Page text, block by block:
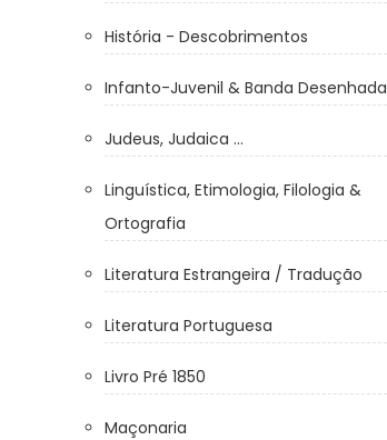
História - Descobrimentos
Infanto-Juvenil & Banda Desenhada
Judeus, Judaica ...
Linguística, Etimologia, Filologia &
Ortografia
Literatura Estrangeira / Tradução
Literatura Portuguesa
Livro Pré 1850
Maçonaria